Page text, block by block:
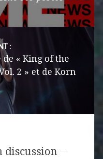
:
« King of the
2 » et de Korn
discussion